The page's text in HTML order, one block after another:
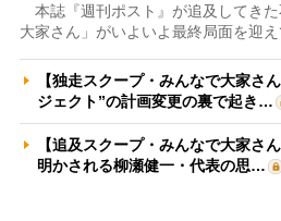
本誌『週刊ポスト』が追及してき
大家さん」がいよいよ最終局面を迎
【独走スクープ・みんなで大家さ
ジェクト”の計画変更の裏で起き…
【追及スクープ・みんなで大家さ
明かされる柳瀬健一・代表の思…